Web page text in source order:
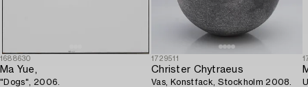
1688630
Ma Yue,
"Dogs", 2006.
1729511
Christer Chytraeus
Vas, Konstfack, Stockholm 2008.